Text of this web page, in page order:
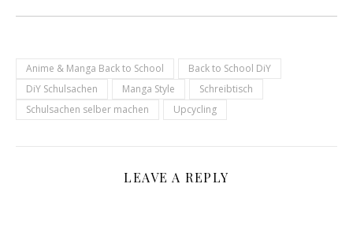
Anime & Manga Back to School
Back to School DiY
DiY Schulsachen
Manga Style
Schreibtisch
Schulsachen selber machen
Upcycling
LEAVE A REPLY